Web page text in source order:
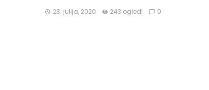
23. julija, 2020 243 ogledi 0